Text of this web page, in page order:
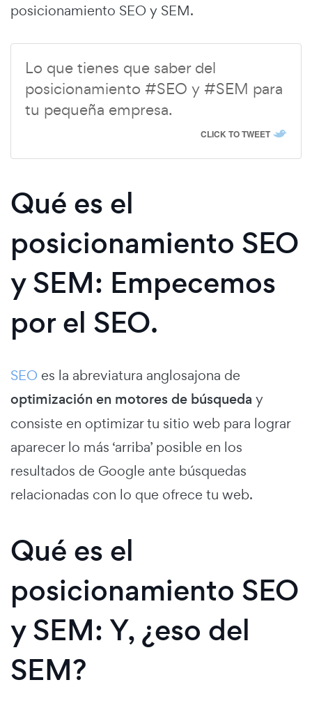
posicionamiento SEO y SEM.
Lo que tienes que saber del
posicionamiento #SEO y #SEM para
tu pequeña empresa.
CLICK TO TWEET
Qué es el
posicionamiento SEO
y SEM: Empecemos
por el SEO.
SEO es la abreviatura anglosajona de
optimización en motores de búsqueda y
consiste en optimizar tu sitio web para lograr
aparecer lo más ‘arriba’ posible en los
resultados de Google ante búsquedas
relacionadas con lo que ofrece tu web.
Qué es el
posicionamiento SEO
y SEM: Y, ¿eso del
SEM?